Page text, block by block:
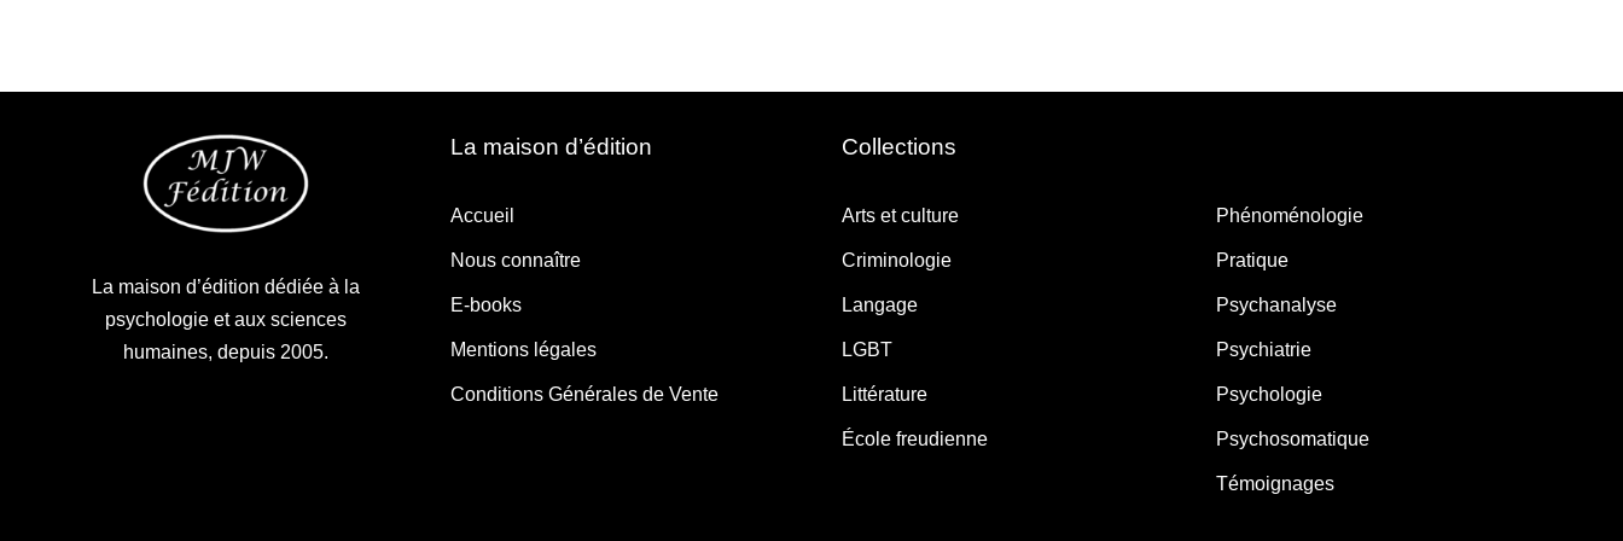
La maison d’édition dédiée à la
psychologie et aux sciences
humaines, depuis 2005.
La maison d’édition
Accueil
Nous connaître
E-books
Mentions légales
Conditions Générales de Vente
Collections
Arts et culture
Criminologie
Langage
LGBT
Littérature
École freudienne
Phénoménologie
Pratique
Psychanalyse
Psychiatrie
Psychologie
Psychosomatique
Témoignages